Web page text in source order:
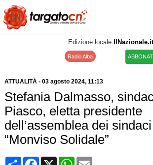
Edizione locale IlNazionale.it
Radio Alba
ATTUALITÀ- 03 agosto 2024, 11:13
Stefania Dalmasso,
Piasco, eletta presidente
dell’assemblea dei sindaci
“Monviso Solidale”
CondividiFacebook
X WhatsApp
Email